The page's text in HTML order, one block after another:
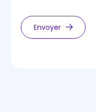
Envoyer